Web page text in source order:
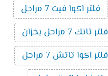
فلتر اكوا فيت 7 مراحل
فلتر تانك 7 مراحل بخزان
فلتر اكوا تاتش 7 مراحل